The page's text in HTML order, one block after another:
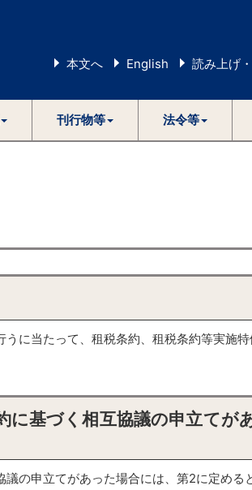
本文へ English 読み上げ
刊行物等 法令等
に当たって、租税条約、租税条約等実施特
基づく相互協議の申立てが
の申立てがあった場合には、第2に定める